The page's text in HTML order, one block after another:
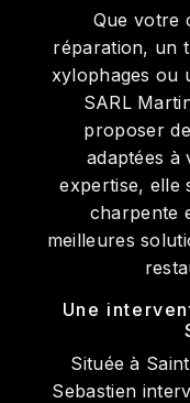
Que votre
réparation, un
xylophages ou
SARL
proposer
adaptées à
expertise, elle
charpente
meilleures
Une
Située à
Sebastien